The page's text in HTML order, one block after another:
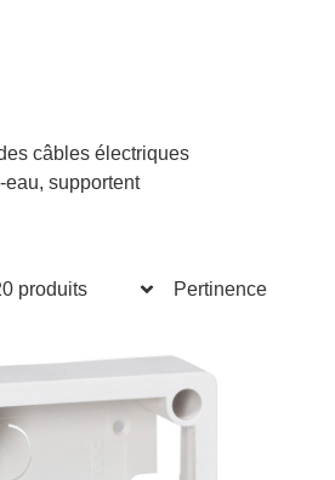
câbles électriques
supportent